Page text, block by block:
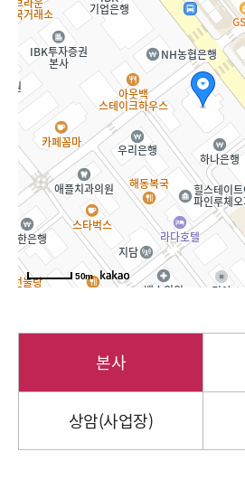
50m
본사
상암(사업장)